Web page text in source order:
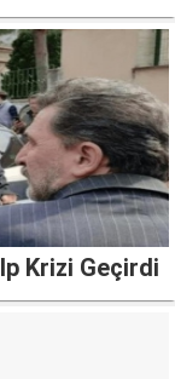
Krizi Geçirdi